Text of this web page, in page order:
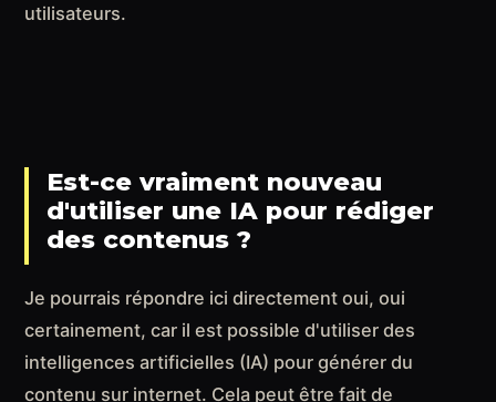
utilisateurs.
Est-ce vraiment nouveau
d'utiliser une IA pour rédiger
des contenus ?
Je pourrais répondre ici directement oui, oui
certainement, car il est possible d'utiliser des
intelligences artificielles (IA) pour générer du
contenu sur internet. Cela peut être fait de